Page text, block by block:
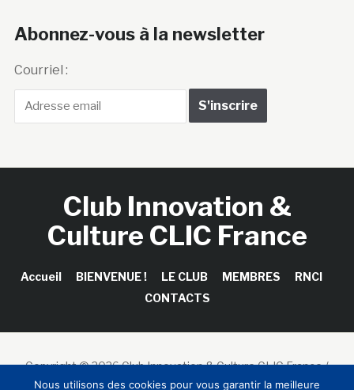
Abonnez-vous à la newsletter
Courriel :
Club Innovation &
Culture CLIC France
Accueil BIENVENUE ! LE CLUB MEMBRES
RNCI
CONTACTS
Copyright © 2026 Club Innovation & Culture CLIC France /
Sinapses Conseils
Nous utilisons des cookies pour vous garantir la meilleure